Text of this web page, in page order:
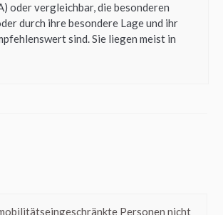
oder vergleichbar, die besonderen
durch ihre besondere Lage und ihr
sind. Sie liegen meist in
Personen nicht